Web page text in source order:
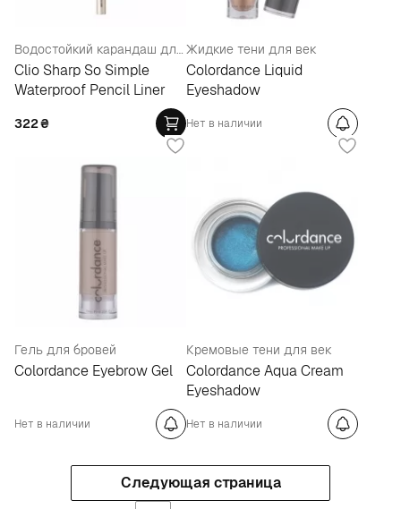
Водостойкий карандаш для глаз
Clio Sharp So Simple
Waterproof Pencil Liner
322₴
Жидкие тени для век
Colordance Liquid
Eyeshadow
Нет в наличии
Гель для бровей
Colordance Eyebrow Gel
Нет в наличии
Кремовые тени для век
Colordance Aqua Cream
Eyeshadow
Нет в наличии
Следующая страница